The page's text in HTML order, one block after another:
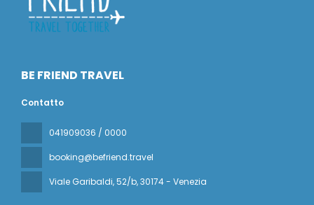
BE FRIEND TRAVEL
Contatto
041909036 / 0000
booking@befriend.travel
Viale Garibaldi, 52/b, 30174 - Venezia